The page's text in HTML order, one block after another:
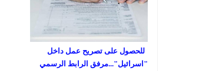
للحصول على تصريح عمل داخل
"اسرائيل"...مرفق الرابط الرسمي